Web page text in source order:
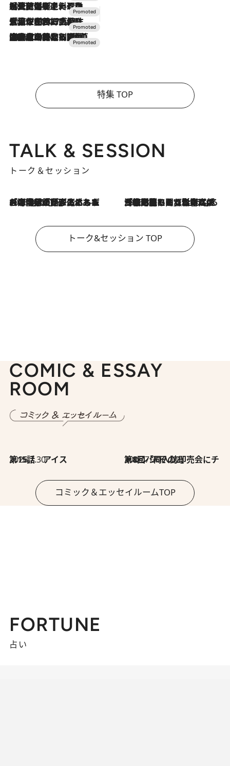
2026.7.24
【夏限定ディナーコース】旬を迎える稚鮎や花ズッキーニなどをイタリア・トスカーナの郷土料理の手法で満喫！
2026.7.17
「土佐和ハーブかき氷」がOMO7高知に登場！生姜、山椒、大葉など目にも舌にも涼を呼ぶ郷土の味
2026.7.10
NEW OPEN！【界 草津】名湯の地に誕生。趣の異なる2種の温泉と上州ならではの会席・蕎麦割烹など美食を味わう究極の癒やし旅
特集 TOP
TALK & SESSION
トーク＆セッション
2026.8.3
「今後値上げがあるとすれば…」「リスクがあるのは今年の冬」エネルギー専門家が語る、ホルムズ海峡封鎖が家庭にもたらす“ある心配” 2026.8.3
「住宅建てられない…」「サーチャージ料の高値が続いている」ホルムズ海峡封鎖による影響はいつまで続く？《エネルギー専門家に聞く“どうなる日本の暮らし”》
トーク&セッション TOP
COMIC & ESSAY
ROOM
2026.7.30
第15話 アイス 2026.7.30
第8回「同人誌即売会にチャレンジ その2」
コミック＆エッセイルームTOP
FORTUNE
占い